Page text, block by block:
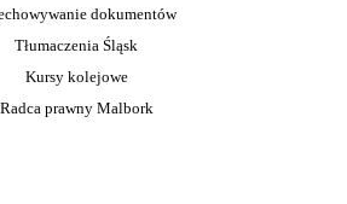
dokumentów
Tłumaczenia Śląsk
Kursy kolejowe
Radca prawny Malbork